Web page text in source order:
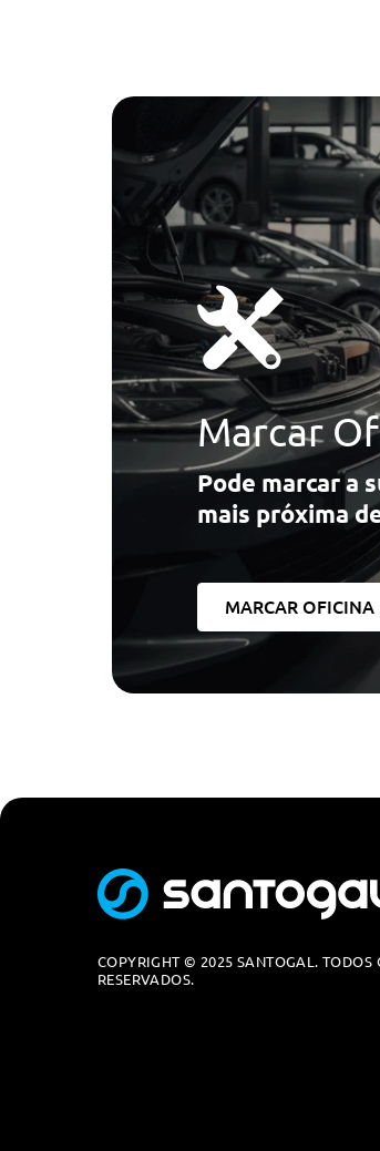
Marcar
Pode marcar a
mais próxima
MARCAR OFICINA
COPYRIGHT © 2025 SANTOGAL. TODOS
RESERVADOS.